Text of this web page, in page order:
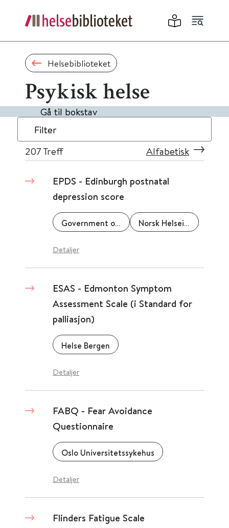
Helsebiblioteket
Psykisk helse
Gå til bokstav
Filter
207Treff Alfabetisk
EPDS - Edinburgh postnatal
depression score
Government of Western Australia Norsk Helseinformatikk (NHI)
Detaljer
ESAS - Edmonton Symptom
Assessment Scale (i Standard for
palliasjon)
Helse Bergen
Detaljer
FABQ - Fear Avoidance
Questionnaire
Oslo Universitetssykehus
Detaljer
Flinders Fatigue Scale